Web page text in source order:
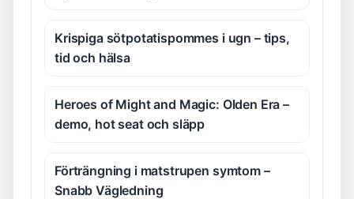
Krispiga sötpotatispommes i ugn – tips,
tid och hälsa
Heroes of Might and Magic: Olden Era –
demo, hot seat och släpp
Förträngning i matstrupen symtom –
Snabb Vägledning